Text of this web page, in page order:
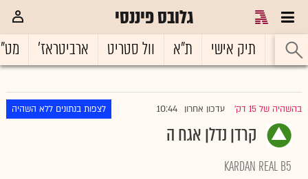
גלובס פיננסי
ראשי תיק אישי ת"א וול סטריט ארביטראז'
בהשהיה של 15 דק' עדכון אחרון 10:44 לצפות בנתונים ללא השהיה
קרדן נדלן אגח ה
KARDAN REAL B5